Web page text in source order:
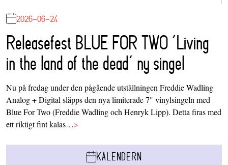
2026-06-24
Releasefest BLUE FOR TWO ‘Living
in the land of the dead’ ny singel
Nu på fredag under den pågående utställningen Freddie Wadling
Analog + Digital släpps den nya limiterade 7" vinylsingeln med
Blue For Two (Freddie Wadling och Henryk Lipp). Detta firas med
ett riktigt fint kalas…>
KALENDERN